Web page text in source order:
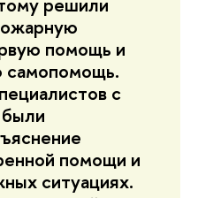
помощь и
самопомощь.
с
помощи и
ситуациях.